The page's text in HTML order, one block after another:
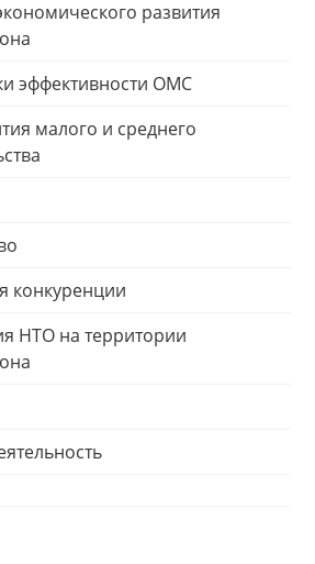
развития
эффективности ОМС
малого и среднего
конкуренции
НТО на территории